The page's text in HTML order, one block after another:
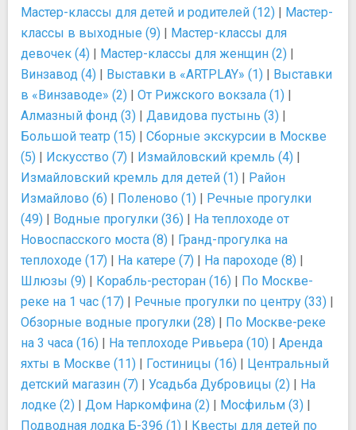
Мастер-классы для детей и родителей (12) | Мастер-
классы в выходные (9) | Мастер-классы для
девочек (4) | Мастер-классы для женщин (2) |
Винзавод (4) | Выставки в «ARTPLAY» (1) | Выставки
в «Винзаводе» (2) | От Рижского вокзала (1) |
Алмазный фонд (3) | Давидова пустынь (3) |
Большой театр (15) | Сборные экскурсии в Москве
(5) | Искусство (7) | Измайловский кремль (4) |
Измайловский кремль для детей (1) | Район
Измайлово (6) | Поленово (1) | Речные прогулки
(49) | Водные прогулки (36) | На теплоходе от
Новоспасского моста (8) | Гранд-прогулка на
теплоходе (17) | На катере (7) | На пароходе (8) |
Шлюзы (9) | Корабль-ресторан (16) | По Москве-
реке на 1 час (17) | Речные прогулки по центру (33) |
Обзорные водные прогулки (28) | По Москве-реке
на 3 часа (16) | На теплоходе Ривьера (10) | Аренда
яхты в Москве (11) | Гостиницы (16) | Центральный
детский магазин (7) | Усадьба Дубровицы (2) | На
лодке (2) | Дом Наркомфина (2) | Мосфильм (3) |
Подводная лодка Б-396 (1) | Квесты для детей по